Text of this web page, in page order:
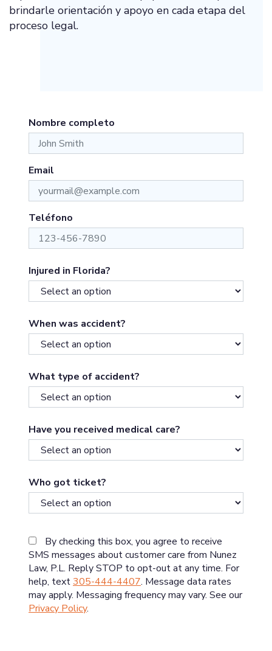
brindarle orientación y apoyo en cada etapa del
proceso legal.
Nombre completo
Email
Teléfono
Injured in Florida?
When was accident?
What type of accident?
Have you received medical care?
Who got ticket?
By checking this box, you agree to receive
SMS messages about customer care from Nunez
Law, P.L. Reply STOP to opt-out at any time. For
help, text305-444-4407. Message data rates
may apply. Messaging frequency may vary. See our
Privacy Policy.